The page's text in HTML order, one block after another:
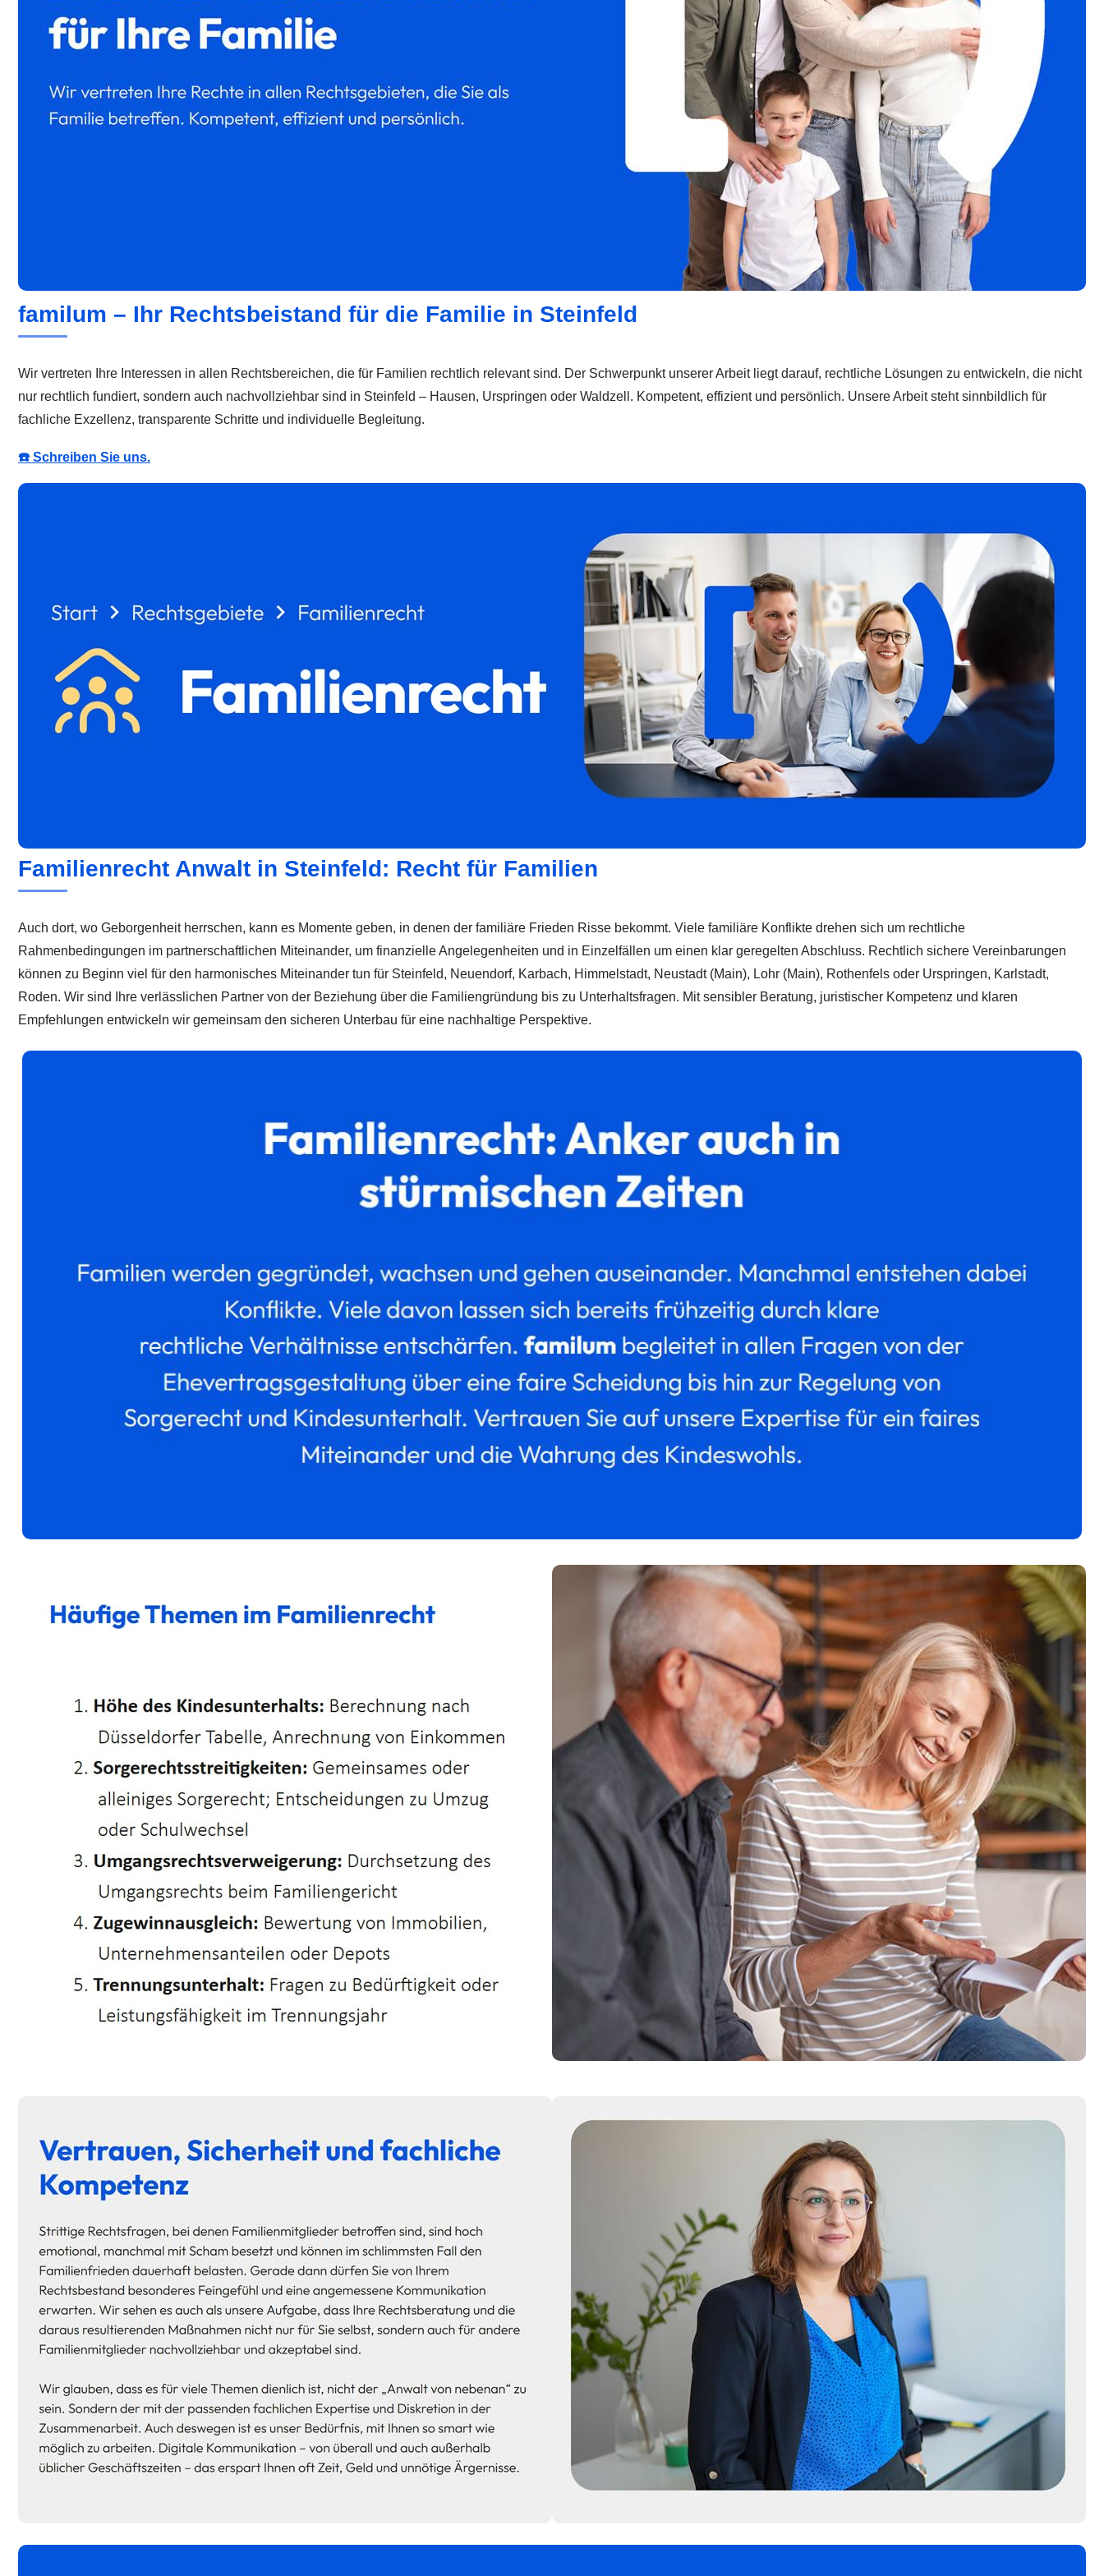
familum – Ihr Rechtsbeistand für die Familie in Steinfeld
Wir vertreten Ihre Interessen in allen Rechtsbereichen, die für Familien rechtlich relevant sind. Der Schwerpunkt unserer Arbeit liegt darauf, rechtliche Lösungen zu entwickeln, die nicht
nur rechtlich fundiert, sondern auch nachvollziehbar sind in Steinfeld – Hausen, Urspringen oder Waldzell. Kompetent, effizient und persönlich. Unsere Arbeit steht sinnbildlich für
fachliche Exzellenz, transparente Schritte und individuelle Begleitung.
☎️ Schreiben Sie uns.
Familienrecht Anwalt in Steinfeld: Recht für Familien
Auch dort, wo Geborgenheit herrschen, kann es Momente geben, in denen der familiäre Frieden Risse bekommt. Viele familiäre Konflikte drehen sich um rechtliche
Rahmenbedingungen im partnerschaftlichen Miteinander, um finanzielle Angelegenheiten und in Einzelfällen um einen klar geregelten Abschluss. Rechtlich sichere Vereinbarungen
können zu Beginn viel für den harmonisches Miteinander tun für Steinfeld, Neuendorf, Karbach, Himmelstadt, Neustadt (Main), Lohr (Main), Rothenfels oder Urspringen, Karlstadt,
Roden. Wir sind Ihre verlässlichen Partner von der Beziehung über die Familiengründung bis zu Unterhaltsfragen. Mit sensibler Beratung, juristischer Kompetenz und klaren
Empfehlungen entwickeln wir gemeinsam den sicheren Unterbau für eine nachhaltige Perspektive.